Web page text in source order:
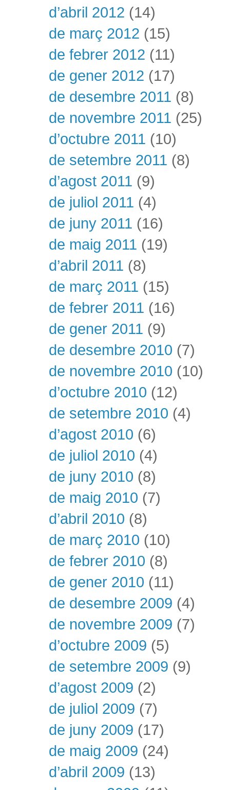
d’abril 2012 (14)
de març 2012 (15)
de febrer 2012 (11)
de gener 2012 (17)
de desembre 2011 (8)
de novembre 2011 (25)
d’octubre 2011 (10)
de setembre 2011 (8)
d’agost 2011 (9)
de juliol 2011 (4)
de juny 2011 (16)
de maig 2011 (19)
d’abril 2011 (8)
de març 2011 (15)
de febrer 2011 (16)
de gener 2011 (9)
de desembre 2010 (7)
de novembre 2010 (10)
d’octubre 2010 (12)
de setembre 2010 (4)
d’agost 2010 (6)
de juliol 2010 (4)
de juny 2010 (8)
de maig 2010 (7)
d’abril 2010 (8)
de març 2010 (10)
de febrer 2010 (8)
de gener 2010 (11)
de desembre 2009 (4)
de novembre 2009 (7)
d’octubre 2009 (5)
de setembre 2009 (9)
d’agost 2009 (2)
de juliol 2009 (7)
de juny 2009 (17)
de maig 2009 (24)
d’abril 2009 (13)